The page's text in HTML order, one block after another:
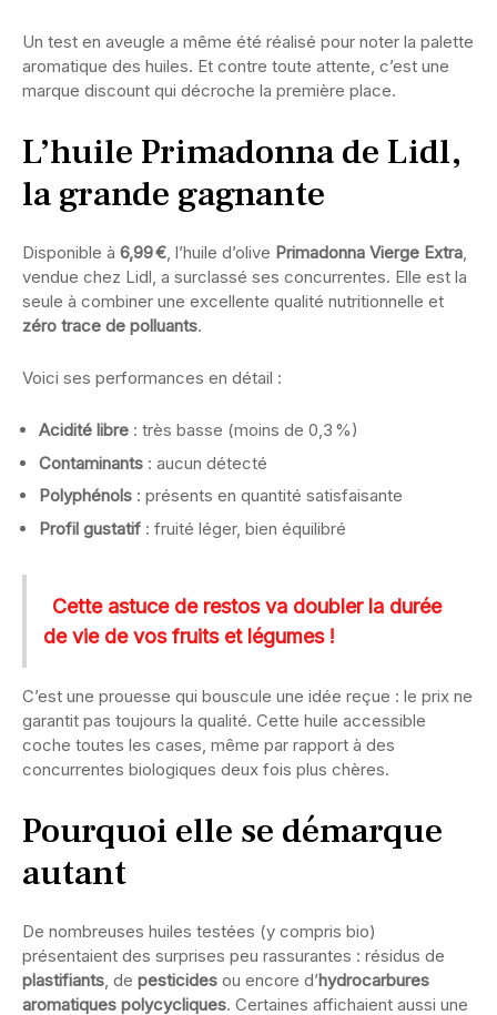
Un test en aveugle a même été réalisé pour noter la palette
aromatique des huiles. Et contre toute attente, c’est une
marque discount qui décroche la première place.
L’huile Primadonna de Lidl,
la grande gagnante
Disponible à 6,99 €, l’huile d’olive Primadonna Vierge Extra,
vendue chez Lidl, a surclassé ses concurrentes. Elle est la
seule à combiner une excellente qualité nutritionnelle et
zéro trace de polluants.
Voici ses performances en détail :
Acidité libre : très basse (moins de 0,3 %)
Contaminants : aucun détecté
Polyphénols : présents en quantité satisfaisante
Profil gustatif : fruité léger, bien équilibré
Cette astuce de restos va doubler la durée
de vie de vos fruits et légumes !
C’est une prouesse qui bouscule une idée reçue : le prix ne
garantit pas toujours la qualité. Cette huile accessible
coche toutes les cases, même par rapport à des
concurrentes biologiques deux fois plus chères.
Pourquoi elle se démarque
autant
De nombreuses huiles testées (y compris bio)
présentaient des surprises peu rassurantes : résidus de
plastifiants , de pesticides ou encore d’hydrocarbures
aromatiques polycycliques. Certaines affichaient aussi une